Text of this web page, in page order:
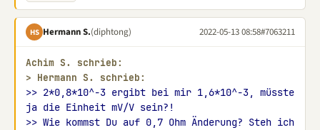
HS Hermann S.(diphtong) 2022-05-13 08:58#7063211
Achim S. schrieb:
> Hermann S. schrieb:
>> 2*0,8*10^-3 ergibt bei mir 1,6*10^-3, müsste
ja die Einheit mV/V sein?!
>> Wie kommst Du auf 0,7 Ohm Änderung? Steh ich